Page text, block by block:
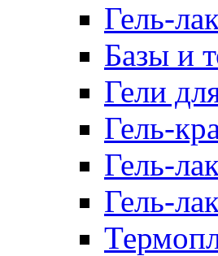
Гель-
Базы и
Гели
Гель-
Гель-
Гель-